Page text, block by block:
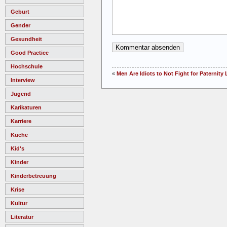
Geburt
Gender
Gesundheit
Good Practice
Hochschule
Interview
Jugend
Karikaturen
Karriere
Küche
Kid's
Kinder
Kinderbetreuung
Krise
Kultur
Literatur
« Men Are Idiots to Not Fight for Paternity